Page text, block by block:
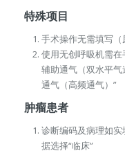
特殊项目
手术操作无需填写（
使用无创呼吸机需
辅助通气（双水平气
通气（高频通气）”
肿瘤患者
诊断编码及病理如
据选择“临床”